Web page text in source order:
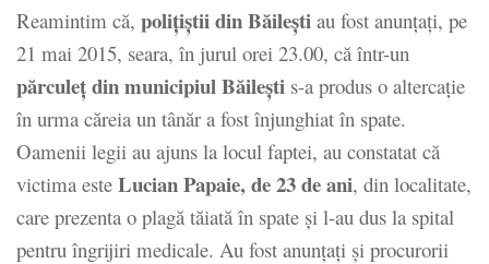
Reamintim că, poliţiştii din Băileşti au fost anunţaţi, pe
21 mai 2015, seara, în jurul orei 23.00, că într-un
părculeţ din municipiul Băileşti s-a produs o altercaţie
în urma căreia un tânăr a fost înjunghiat în spate.
Oamenii legii au ajuns la locul faptei, au constatat că
victima este Lucian Papaie, de 23 de ani, din localitate,
care prezenta o plagă tăiată în spate şi l-au dus la spital
pentru îngrijiri medicale. Au fost anunţaţi şi procurorii